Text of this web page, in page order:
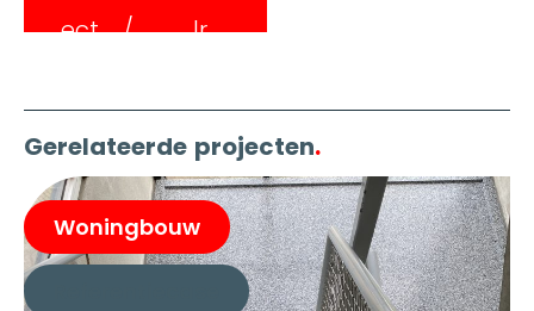
ect
lr
Gerelateerde projecten.
Woningbouw